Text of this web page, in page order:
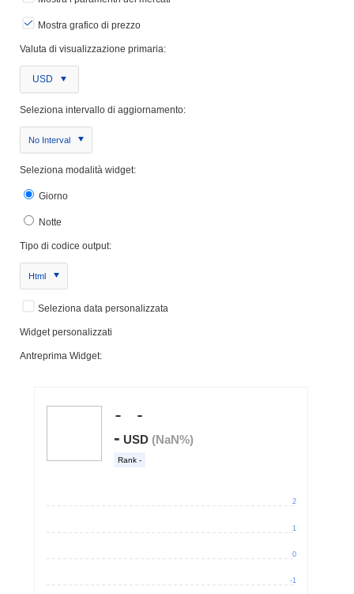
Mostra grafico di prezzo
Valuta di visualizzazione primaria:
USD
Seleziona intervallo di aggiornamento:
No Interval
Seleziona modalità widget:
Giorno
Notte
Tipo di codice output:
Html
Seleziona data personalizzata
Widget personalizzati
Antreprima Widget: